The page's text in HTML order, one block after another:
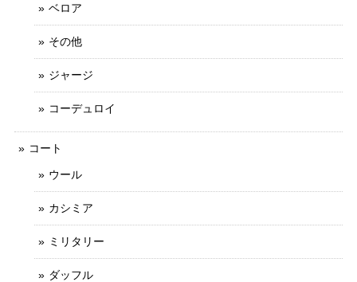
ベロア
その他
ジャージ
コーデュロイ
コート
ウール
カシミア
ミリタリー
ダッフル